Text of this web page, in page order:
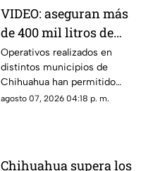
VIDEO: aseguran más
de 400 mil litros de
combustible
presuntamente ilegal
en Chihuahua
Operativos realizados en
distintos municipios de
Chihuahua han permitido
asegurar más de 400 mil litros
agosto 07, 2026 04:18 p. m.
Chihuahua supera los